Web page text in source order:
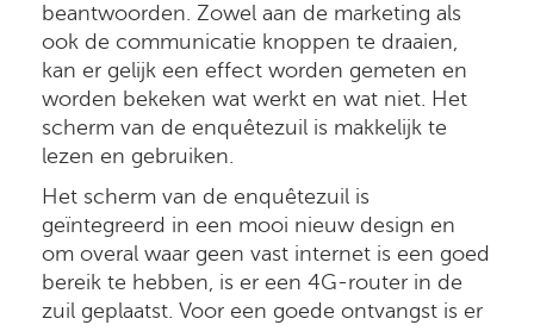
beantwoorden. Zowel aan de marketing als
ook de communicatie knoppen te draaien,
kan er gelijk een effect worden gemeten en
worden bekeken wat werkt en wat niet. Het
scherm van de enquêtezuil is makkelijk te
lezen en gebruiken.
Het scherm van de enquêtezuil is
geïntegreerd in een mooi nieuw design en
om overal waar geen vast internet is een goed
bereik te hebben, is er een 4G-router in de
zuil geplaatst. Voor een goede ontvangst is er